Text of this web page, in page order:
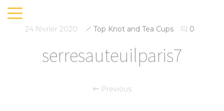
24 février 2020 Top Knot and Tea Cups 0
serresauteuilparis7
Previous